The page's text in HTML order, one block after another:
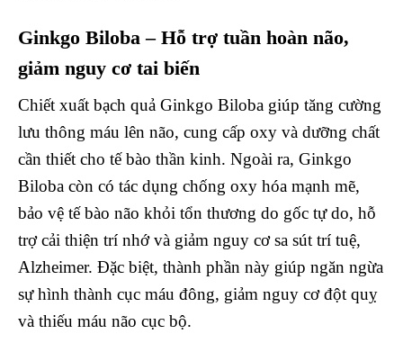
Ginkgo Biloba – Hỗ trợ tuần hoàn não,
giảm nguy cơ tai biến
Chiết xuất bạch quả Ginkgo Biloba giúp tăng cường
lưu thông máu lên não, cung cấp oxy và dưỡng chất
cần thiết cho tế bào thần kinh. Ngoài ra, Ginkgo
Biloba còn có tác dụng chống oxy hóa mạnh mẽ,
bảo vệ tế bào não khỏi tổn thương do gốc tự do, hỗ
trợ cải thiện trí nhớ và giảm nguy cơ sa sút trí tuệ,
Alzheimer. Đặc biệt, thành phần này giúp ngăn ngừa
sự hình thành cục máu đông, giảm nguy cơ đột quỵ
và thiếu máu não cục bộ.